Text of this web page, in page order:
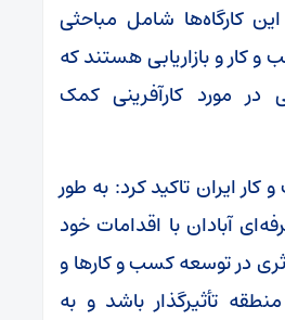
کارگاه‌ها شامل مباحثی
کار و بازاریابی هستند که
در مورد کارآفرینی کمک
ایران تاکید کرد: به طور
آبادان با اقدامات خود
در توسعه کسب و کارها و
تأثیرگذار باشد و به